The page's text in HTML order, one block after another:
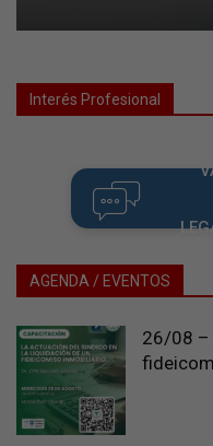
Interés Profesional
AGENDA / EVENTOS
26/08 –